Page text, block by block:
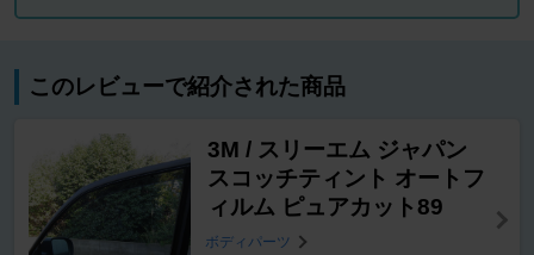
このレビューで紹介された商品
3M / スリーエム ジャパン
スコッチティント オートフ
ィルム ピュアカット89
ボディパーツ